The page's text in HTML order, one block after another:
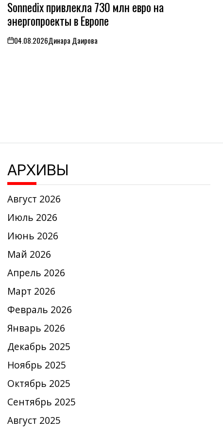
ВSonnedix привлекла 730 млн евро на
энергопроекты в Европе
on04.08.2026Динара Даирова
АРХИВЫ
Август 2026
Июль 2026
Июнь 2026
Май 2026
Апрель 2026
Март 2026
Февраль 2026
Январь 2026
Декабрь 2025
Ноябрь 2025
Октябрь 2025
Сентябрь 2025
Август 2025